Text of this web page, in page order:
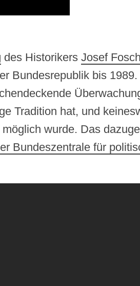
des Historikers Josef
Bundesrepublik bis
Tradition hat, und
wurde. Das
Bundeszentrale für